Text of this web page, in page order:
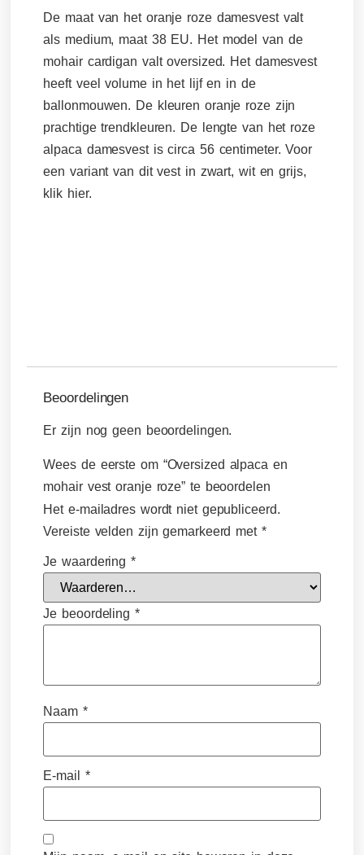
De maat van het oranje roze damesvest valt
als medium, maat 38 EU. Het model van de
mohair cardigan valt oversized. Het damesvest
heeft veel volume in het lijf en in de
ballonmouwen. De kleuren oranje roze zijn
prachtige trendkleuren. De lengte van het roze
alpaca damesvest is circa 56 centimeter. Voor
een variant van dit vest in zwart, wit en grijs,
klik hier.
Beoordelingen
Er zijn nog geen beoordelingen.
Wees de eerste om “Oversized alpaca en
mohair vest oranje roze” te beoordelen
Het e-mailadres wordt niet gepubliceerd.
Vereiste velden zijn gemarkeerd met *
Je waardering*
Je beoordeling *
Naam *
E-mail *